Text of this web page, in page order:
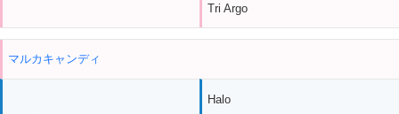
Tri Argo
マルカキャンディ
Halo